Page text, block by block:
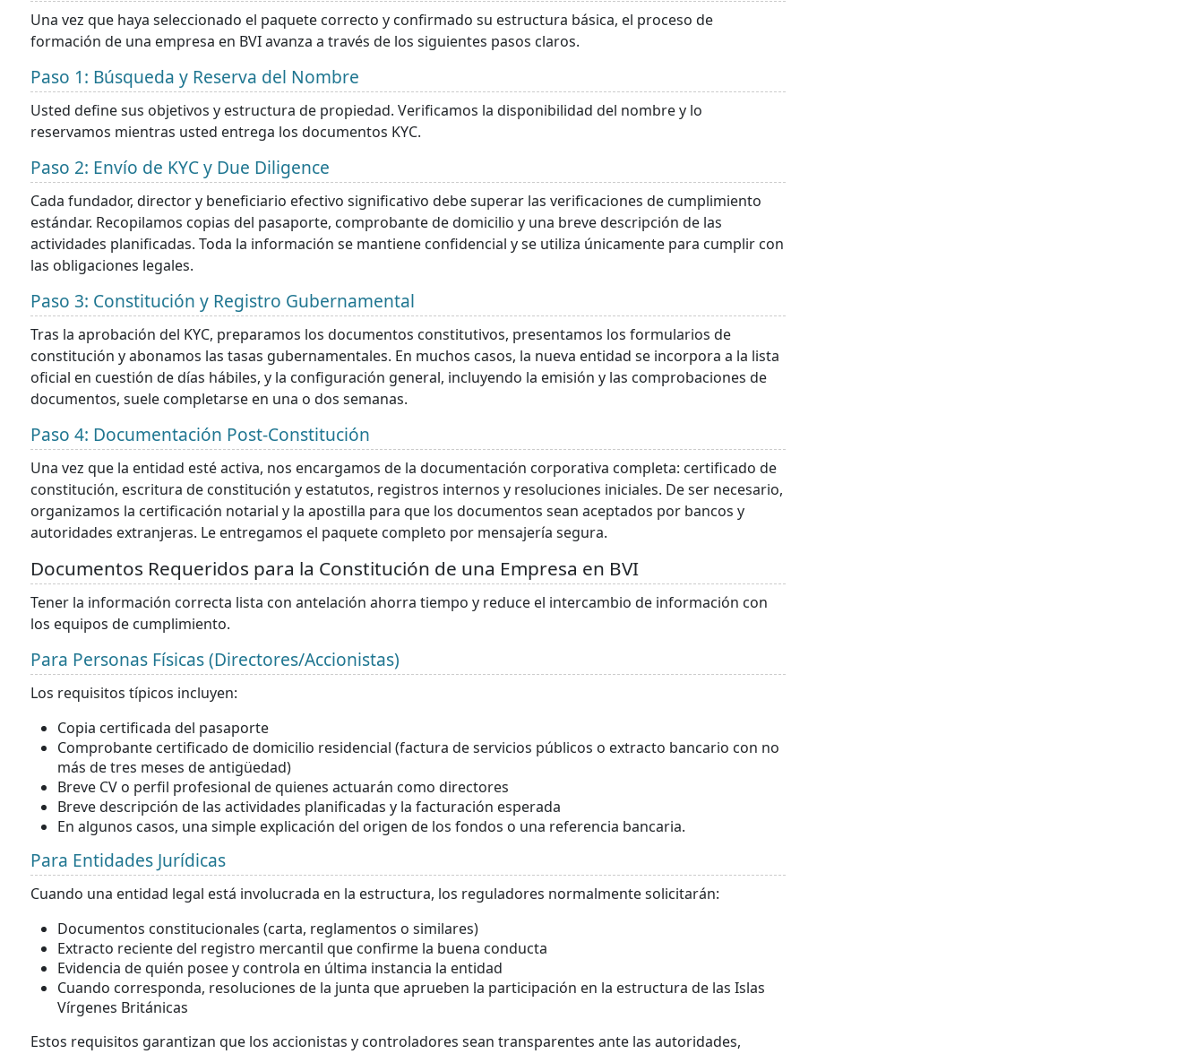
Una vez que haya seleccionado el paquete correcto y confirmado su estructura básica, el proceso de
formación de una empresa en BVI avanza a través de los siguientes pasos claros.
Paso 1: Búsqueda y Reserva del Nombre
Usted define sus objetivos y estructura de propiedad. Verificamos la disponibilidad del nombre y lo
reservamos mientras usted entrega los documentos KYC.
Paso 2: Envío de KYC y Due Diligence
Cada fundador, director y beneficiario efectivo significativo debe superar las verificaciones de cumplimiento
estándar. Recopilamos copias del pasaporte, comprobante de domicilio y una breve descripción de las
actividades planificadas. Toda la información se mantiene confidencial y se utiliza únicamente para cumplir con
las obligaciones legales.
Paso 3: Constitución y Registro Gubernamental
Tras la aprobación del KYC, preparamos los documentos constitutivos, presentamos los formularios de
constitución y abonamos las tasas gubernamentales. En muchos casos, la nueva entidad se incorpora a la lista
oficial en cuestión de días hábiles, y la configuración general, incluyendo la emisión y las comprobaciones de
documentos, suele completarse en una o dos semanas.
Paso 4: Documentación Post-Constitución
Una vez que la entidad esté activa, nos encargamos de la documentación corporativa completa: certificado de
constitución, escritura de constitución y estatutos, registros internos y resoluciones iniciales. De ser necesario,
organizamos la certificación notarial y la apostilla para que los documentos sean aceptados por bancos y
autoridades extranjeras. Le entregamos el paquete completo por mensajería segura.
Documentos Requeridos para la Constitución de una Empresa en BVI
Tener la información correcta lista con antelación ahorra tiempo y reduce el intercambio de información con
los equipos de cumplimiento.
Para Personas Físicas (Directores/Accionistas)
Los requisitos típicos incluyen:
Copia certificada del pasaporte
Comprobante certificado de domicilio residencial (factura de servicios públicos o extracto bancario con no
más de tres meses de antigüedad)
Breve CV o perfil profesional de quienes actuarán como directores
Breve descripción de las actividades planificadas y la facturación esperada
En algunos casos, una simple explicación del origen de los fondos o una referencia bancaria.
Para Entidades Jurídicas
Cuando una entidad legal está involucrada en la estructura, los reguladores normalmente solicitarán:
Documentos constitucionales (carta, reglamentos o similares)
Extracto reciente del registro mercantil que confirme la buena conducta
Evidencia de quién posee y controla en última instancia la entidad
Cuando corresponda, resoluciones de la junta que aprueben la participación en la estructura de las Islas
Vírgenes Británicas
Estos requisitos garantizan que los accionistas y controladores sean transparentes ante las autoridades,